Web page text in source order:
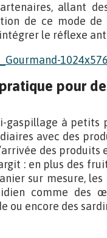
allant
de ce mode de
le réflexe
pour
gaspillage à petits
avec des
des produits
: en plus des
sur mesure,
comme des
ou encore des